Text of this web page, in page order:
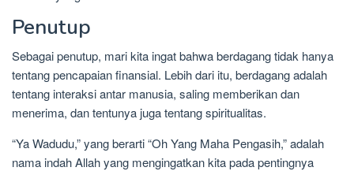
Penutup
Sebagai penutup, mari kita ingat bahwa berdagang tidak hanya
tentang pencapaian finansial. Lebih dari itu, berdagang adalah
tentang interaksi antar manusia, saling memberikan dan
menerima, dan tentunya juga tentang spiritualitas.
“Ya Wadudu,” yang berarti “Oh Yang Maha Pengasih,” adalah
nama indah Allah yang mengingatkan kita pada pentingnya